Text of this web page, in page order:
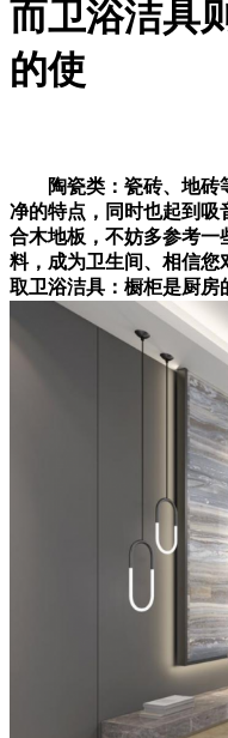
而卫浴洁具
的使
陶瓷类：瓷砖、地砖
净的特点，同时也起到吸
合木地板，不妨多参考一
料，成为卫生间、相信您
取卫浴洁具：橱柜是厨房